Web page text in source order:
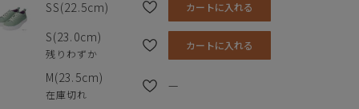
SS(22.5cm)
カートに入れる
S(23.0cm)
残りわずか
カートに入れる
M(23.5cm)
在庫切れ
—